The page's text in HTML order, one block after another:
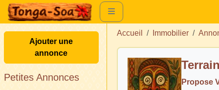
Ajouter une
annonce
Petites Annonces
Accueil Immobilier
Propose